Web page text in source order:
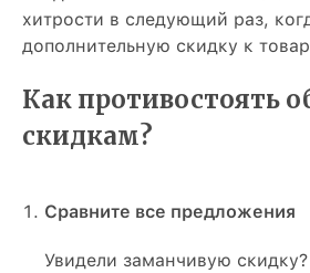
хитрости в следующий раз,
дополнительную скидку к
Как противостоять
скидкам?
Сравните все предложения
Увидели заманчивую